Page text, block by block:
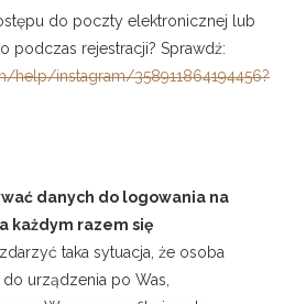
do poczty elektronicznej lub
podczas rejestracji? Sprawdź:
help/instagram/358911864194456?
danych do logowania na
każdym razem się
zdarzyć taka sytuacja, że osoba
urządzenia po Was,